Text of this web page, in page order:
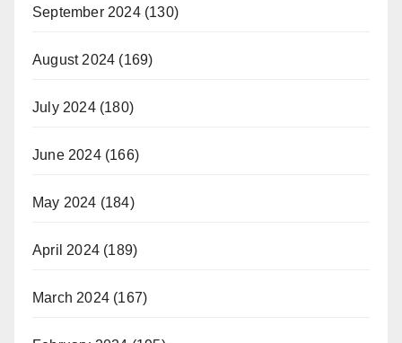
September 2024(130)
August 2024 (169)
July 2024(180)
June 2024(166)
May 2024 (184)
April 2024 (189)
March 2024 (167)